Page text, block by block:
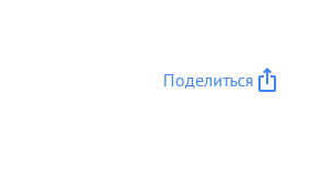
Поделиться